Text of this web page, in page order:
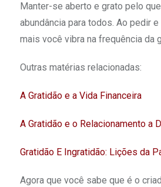
Manter-se aberto e grato pelo
abundância para todos. Ao pedir
mais você vibra na frequência da
Outras matérias relacionadas:
A Gratidão e a Vida Financeira
A Gratidão e o Relacionamento a
Gratidão E Ingratidão: Lições da
Agora que você sabe que é o